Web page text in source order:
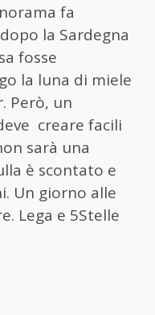
fa
la Sardegna
fosse
la luna di miele
Però, un
creare facili
sarà una
è scontato e
Un giorno alle
Lega e 5Stelle